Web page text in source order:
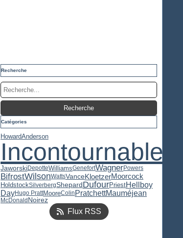
Recherche
Catégories
HowardAnderson
Incontournable
JaworskiDepotteWilliamsGenefortWagnerPowers
BifrostWilsonWattsVanceKloetzerMoorcock
HoldstockSilverbergShepard DufourPriestHellboy
DayHugo PrattMooreColinPratchettMauméjean
McDonald Noirez
Flux RSS